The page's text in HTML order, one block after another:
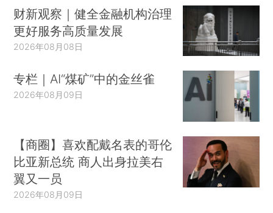
财新观察｜健全金融机构治理
更好服务高质量发展
2026年08月08日
专栏｜AI“煤矿”中的金丝雀
2026年08月09日
【商圈】喜欢配戴名表的哥伦
比亚新总统 商人出身拉美右
翼又一员
2026年08月09日